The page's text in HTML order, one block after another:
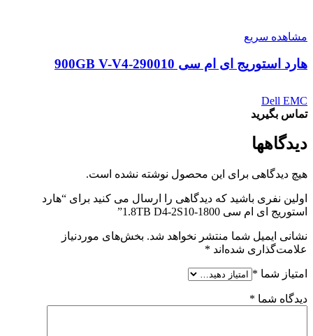
مشاهده سریع
هارد استوریج ای ام سی 900GB V-V4-290010
Dell EMC
تماس بگیرید
دیدگاهها
هیچ دیدگاهی برای این محصول نوشته نشده است.
اولین نفری باشید که دیدگاهی را ارسال می کنید برای “هارد
استوریج ای ام سی 1.8TB D4-2S10-1800”
نشانی ایمیل شما منتشر نخواهد شد. بخش‌های موردنیاز
علامت‌گذاری شده‌اند *
امتیاز شما *
دیدگاه شما *